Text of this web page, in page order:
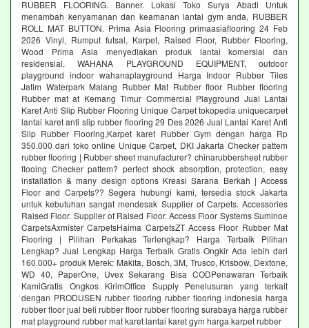
RUBBER FLOORING. Banner. Lokasi Toko Surya Abadi Untuk
menambah kenyamanan dan keamanan lantai gym anda, RUBBER
ROLL MAT BUTTON. Prima Asia Flooring primaasiaflooring 24 Feb
2026 Vinyl, Rumput futsal, Karpet, Raised Floor, Rubber Flooring,
Wood Prima Asia menyediakan produk lantai komersial dan
residensial. WAHANA PLAYGROUND EQUIPMENT, outdoor
playground indoor wahanaplayground Harga Indoor Rubber Tiles
Jatim Waterpark Malang Rubber Mat Rubber floor Rubber flooring
Rubber mat at Kemang Timur Commercial Playground Jual Lantai
Karet Anti Slip Rubber Flooring Unique Carpet tokopedia uniquecarpet
lantai karet anti slip rubber flooring 29 Des 2026 Jual Lantai Karet Anti
Slip Rubber Flooring,Karpet karet Rubber Gym dengan harga Rp
350.000 dari toko online Unique Carpet, DKI Jakarta Checker pattem
rubber flooring | Rubber sheet manufacturer? chinarubbersheet rubber
flooing Checker pattem? perfect shock absorption, protection, easy
installation & many design options Kreasi Sarana Berkah | Access
Floor and Carpets?? Segera hubungi kami, tersedia stock Jakarta
untuk kebutuhan sangat mendesak Supplier of Carpets. Accessories
Raised Floor. Supplier of Raised Floor. Access Floor Systems Suminoe
CarpetsAxmister CarpetsHaima CarpetsZT Access Floor Rubber Mat
Flooring | Pilihan Perkakas Terlengkap? Harga Terbaik Pilihan
Lengkap? Jual Lengkap Harga Terbaik Gratis Ongkir Ada lebih dari
160.000+ produk Merek: Makita, Bosch, 3M, Trusco, Krisbow, Dextone,
WD 40, PaperOne, Uvex Sekarang Bisa CODPenawaran Terbaik
KamiGratis Ongkos KirimOffice Supply Penelusuran yang terkait
dengan PRODUSEN rubber flooring rubber flooring indonesia harga
rubber floor jual beli rubber floor rubber flooring surabaya harga rubber
mat playground rubber mat karet lantai karet gym harga karpet rubber